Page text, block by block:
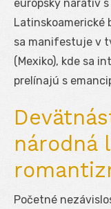
európsky naratív
Latinskoamerické
sa manifestuje v
(Mexiko), kde sa
prelínajú s
národná
Početné